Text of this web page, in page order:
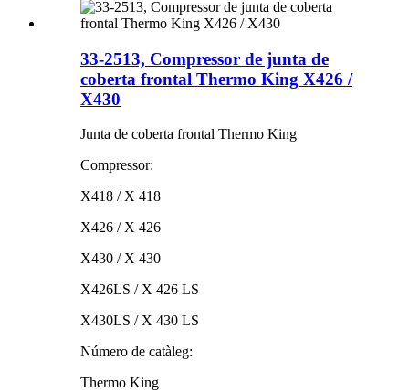
33-2513, Compressor de junta de
coberta frontal Thermo King X426 /
X430
Junta de coberta frontal Thermo King
Compressor:
X418 / X 418
X426 / X 426
X430 / X 430
X426LS / X 426 LS
X430LS / X 430 LS
Número de catàleg:
Thermo King